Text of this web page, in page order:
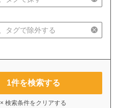
1件を検索する
× 検索条件をクリアする